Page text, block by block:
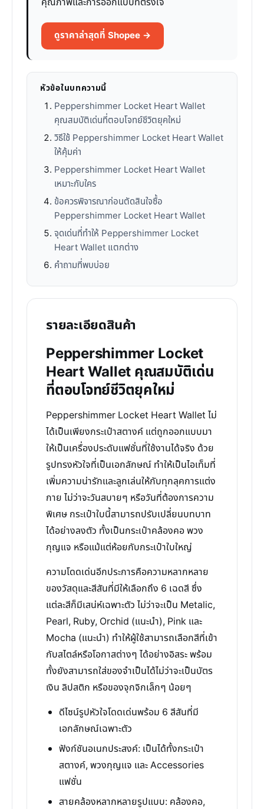
ดูราคาล่าสุดที่ Shopee →
หัวข้อในบทความนี้
Peppershimmer Locket Heart Wallet
คุณสมบัติเด่นที่ตอบโจทย์ชีวิตยุคใหม่
วิธีใช้ Peppershimmer Locket Heart Wallet
ให้คุ้มค่า
Peppershimmer Locket Heart Wallet
เหมาะกับใคร
ข้อควรพิจารณาก่อนตัดสินใจซื้อ
Peppershimmer Locket Heart Wallet
จุดเด่นที่ทำให้ Peppershimmer Locket
Heart Wallet แตกต่าง
คำถามที่พบบ่อย
รายละเอียดสินค้า
Peppershimmer Locket
Heart Wallet คุณสมบัติเด่น
ที่ตอบโจทย์ชีวิตยุคใหม่
Peppershimmer Locket Heart Wallet ไม่
ได้เป็นเพียงกระเป๋าสตางค์ แต่ถูกออกแบบมา
ให้เป็นเครื่องประดับแฟชั่นที่ใช้งานได้จริง ด้วย
รูปทรงหัวใจที่เป็นเอกลักษณ์ ทำให้เป็นไอเท็มที่
เพิ่มความน่ารักและลูกเล่นให้กับทุกลุคการแต่ง
กาย ไม่ว่าจะวันสบายๆ หรือวันที่ต้องการความ
พิเศษ กระเป๋าใบนี้สามารถปรับเปลี่ยนบทบาท
ได้อย่างลงตัว ทั้งเป็นกระเป๋าคล้องคอ พวง
กุญแจ หรือแม้แต่ห้อยกับกระเป๋าใบใหญ่
ความโดดเด่นอีกประการคือความหลากหลาย
ของวัสดุและสีสันที่มีให้เลือกถึง 6 เฉดสี ซึ่ง
แต่ละสีก็มีเสน่ห์เฉพาะตัว ไม่ว่าจะเป็น Metalic,
Pearl, Ruby, Orchid (แนะนำ), Pink และ
Mocha (แนะนำ) ทำให้ผู้ใช้สามารถเลือกสีที่เข้า
กับสไตล์หรือโอกาสต่างๆ ได้อย่างอิสระ พร้อม
ทั้งยังสามารถใส่ของจำเป็นได้ไม่ว่าจะเป็นบัตร
เงิน ลิปสติก หรือของจุกจิกเล็กๆ น้อยๆ
ดีไซน์รูปหัวใจโดดเด่นพร้อม 6 สีสันที่มี
เอกลักษณ์เฉพาะตัว
ฟังก์ชันอเนกประสงค์: เป็นได้ทั้งกระเป๋า
สตางค์, พวงกุญแจ และ Accessories
แฟชั่น
สายคล้องหลากหลายรูปแบบ: คล้องคอ,